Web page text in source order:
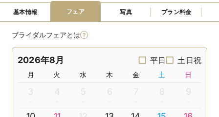
基本情報 フェア 写真 プラン料金
ブライダルフェアとは
2026年8月 平日 土日祝
月 火 水 木 金 土 日
3 4 5 6 7 8 9